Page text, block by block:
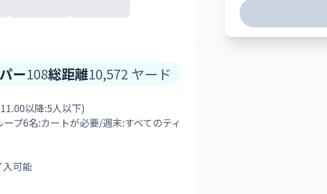
パー108総距離10,572 ヤード
以降:5人以下)
プ6名:カートが必要/週末:すべてのティ
可能